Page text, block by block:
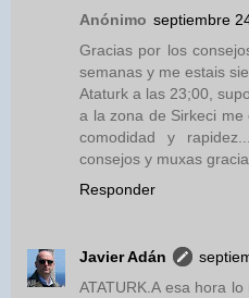
Anónimo septiembre
Gracias por los
semanas y me estais
Ataturk a las 23;00,
a la zona de Sirkeci
comodidad y
consejos y muxas
Responder
Javier Adán
ATATURK.A esa hora